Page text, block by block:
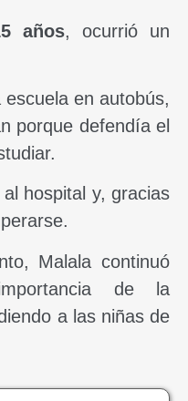
años, ocurrió un
en autobús,
porque defendía el
hospital y, gracias
Malala continuó
de la
a las niñas de